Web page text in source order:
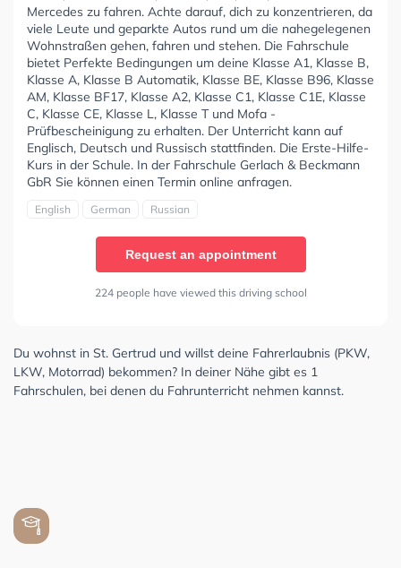
Mercedes zu fahren. Achte darauf, dich zu konzentrieren, da
viele Leute und geparkte Autos rund um die nahegelegenen
Wohnstraßen gehen, fahren und stehen. Die Fahrschule
bietet Perfekte Bedingungen um deine Klasse A1, Klasse B,
Klasse A, Klasse B Automatik, Klasse BE, Klasse B96, Klasse
AM, Klasse BF17, Klasse A2, Klasse C1, Klasse C1E, Klasse
C, Klasse CE, Klasse L, Klasse T und Mofa -
Prüfbescheinigung zu erhalten. Der Unterricht kann auf
Englisch, Deutsch und Russisch stattfinden. Die Erste-Hilfe-
Kurs in der Schule. In der Fahrschule Gerlach & Beckmann
GbR Sie können einen Termin online anfragen.
English German Russian
Request an appointment
224 people have viewed this driving school
Du wohnst in St. Gertrud und willst deine Fahrerlaubnis (PKW,
LKW, Motorrad) bekommen? In deiner Nähe gibt es 1
Fahrschulen, bei denen du Fahrunterricht nehmen kannst.